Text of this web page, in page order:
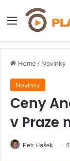
Menu
Home / Novinky
Novinky
Ceny
v Praze
Petr Hašek